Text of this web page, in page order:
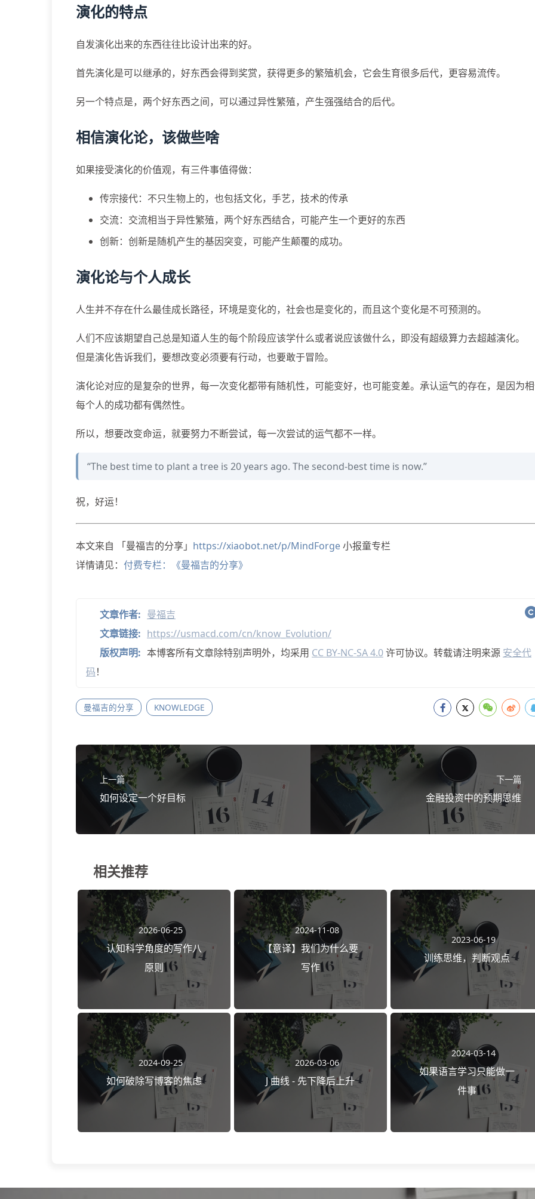
演化的特点
自发演化出来的东西往往比设计出来的好。
首先演化是可以继承的，好东西会得到奖赏，获得更多的繁殖机会，它会生育很多后代，更容易流传。
另一个特点是，两个好东西之间，可以通过异性繁殖，产生强强结合的后代。
相信演化论，该做些啥
如果接受演化的价值观，有三件事值得做：
传宗接代：不只生物上的，也包括文化，手艺，技术的传承
交流：交流相当于异性繁殖，两个好东西结合，可能产生一个更好的东西
创新：创新是随机产生的基因突变，可能产生颠覆的成功。
演化论与个人成长
人生并不存在什么最佳成长路径，环境是变化的，社会也是变化的，而且这个变化是不可预测的。
人们不应该期望自己总是知道人生的每个阶段应该学什么或者说应该做什么，即没有超级算力去超越演化。
但是演化告诉我们，要想改变必须要有行动，也要敢于冒险。
演化论对应的是复杂的世界，每一次变化都带有随机性，可能变好，也可能变差。承认运气的存在，是因为
每个人的成功都有偶然性。
所以，想要改变命运，就要努力不断尝试，每一次尝试的运气都不一样。
“The best time to plant a tree is 20 years ago. The second-best time is now.”
祝，好运！
本文来自 「曼福吉的分享」 https://xiaobot.net/p/MindForge小报童专栏
详情请见： 付费专栏：《曼福吉的分享》
文章作者: 曼福吉
文章链接: https://usmacd.com/cn/know_Evolution/
版权声明: 本博客所有文章除特别声明外，均采用 CC BY-NC-SA 4.0许可协议。转载请注明来源 安全代
码！
曼福吉的分享 KNOWLEDGE
上一篇
如何设定一个好目标
下一篇
金融投资中的预期思维
相关推荐
2026-06-25
认知科学角度的写作八
原则
2024-11-08
【意译】我们为什么要
写作
2023-06-19
训练思维，判断观点
2024-09-25
如何破除写博客的焦虑
2026-03-06
J 曲线 - 先下降后上升
2024-03-14
如果语言学习只能做一
件事